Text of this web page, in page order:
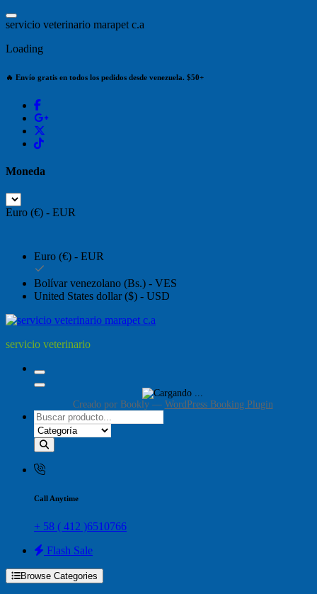
Saltar
al
servicio veterinario marapet c.a
Loading
🔥 Envío gratis en todos los pedidos desde venezuela. $50+
Moneda
Euro (€) - EUR
Euro (€) - EUR
Bolívar venezolano (Bs.) - VES
United States dollar ($) - USD
servicio veterinario
Creado por Bookly— WordPress Booking Plugin
Call Anytime
+ 58 ( 412 )6510766
Flash Sale
Browse Categories